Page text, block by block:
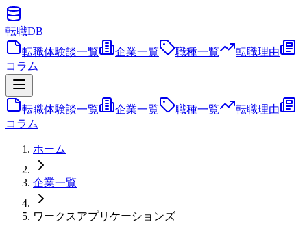
転職DB
転職体験談一覧
企業一覧 職種一覧
転職理由
コラム
転職体験談一覧 企業一覧 職種一覧
転職理由
コラム
ホーム
企業一覧
ワークスアプリケーションズ